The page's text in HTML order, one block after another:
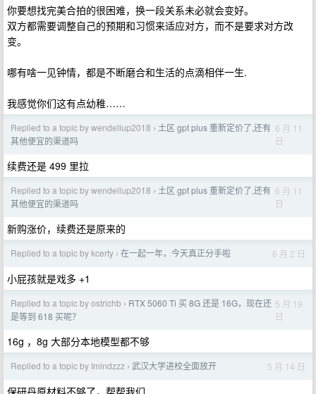
你要想找完美合拍的很困难，换一段关系未必就会变好。
双方都需要调整自己的预期和习惯来适应对方，而不是要求对方改
变。
哪有啥一见钟情，都是不断磨合和生活的点滴相伴一生.
我感觉你们这有点幼稚……
Replied to a topic by wendellup2018 › 土区 gpt plus 重新定价了,还有
其他便宜的渠道吗
6 月 11
日
续费还是 499 里拉
Replied to a topic by wendellup2018 › 土区 gpt plus 重新定价了,还有
其他便宜的渠道吗
6 月 11
日
新购涨价，续费还是原来的
Replied to a topic by kcerty › 在一起一年，今天真正分手啦 6 月 2 日
小屁孩就是戏多 +1
Replied to a topic by ostrichb › RTX 5060 Ti 买 8G 还是 16G，现在还
是等到 618 买呢？
5 月 19
日
16g ，8g 大部分本地模型都不够
Replied to a topic by Imindzzz › 武汉大学进校全面放开 5 月 14 日
保研丹原材料不够了，帮帮我们